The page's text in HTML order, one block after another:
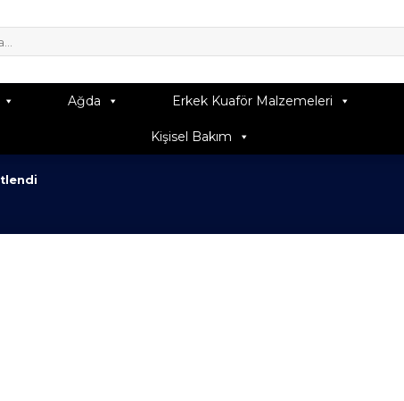
Ağda Erkek Kuaför Malzemeleri
Kişisel Bakım